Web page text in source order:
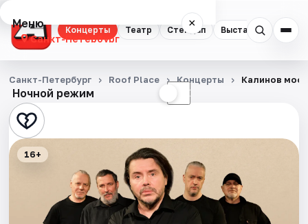
Концерты Театр Стендап Выставки
Меню ×
Санкт-Петербург
Концерты
Театр
Стендап
Ночной режим ☾
Санкт-Петербург Roof Place Концерты Калинов мост
16+